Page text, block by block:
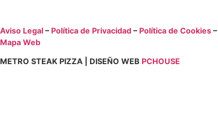
Aviso Legal – Política de Privacidad – Política de Cookies –
Mapa Web
METRO STEAK PIZZA | DISEÑO WEB PCHOUSE